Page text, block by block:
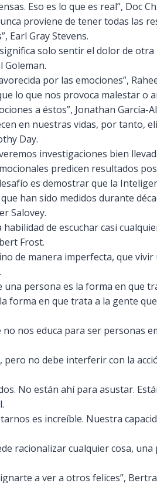
Eso es lo que es real”, Doc
proviene de tener todas las
Earl Gray Stevens.
solo sentir el dolor de
Goleman.
por las emociones”,
lo que nos provoca malestar o
a éstos”, Jonathan García-
en nuestras vidas, por tanto,
Day.
investigaciones bien
predicen resultados
es demostrar que la
han sido medidos durante
Salovey.
habilidad de escuchar casi
Frost.
de manera imperfecta, que vivir
una persona es la forma en que
forma en que trata a la gente
no nos educa para ser personas
pero no debe interferir con la
No están ahí para asustar.
es increíble. Nuestra
racionalizar cualquier cosa,
a ver a otros felices”,